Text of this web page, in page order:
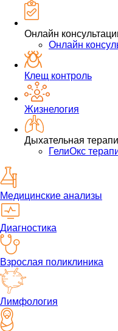
Онлайн
Онлайн
Клещ контроль
Жизнелогия
Дыхательная
ГелиОкс
Медицинские анализы
Диагностика
Взрослая поликлиника
Лимфология